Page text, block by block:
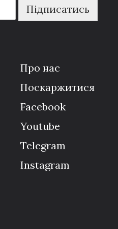
Підписатись
Про нас
Поскаржитися
Facebook
Youtube
Telegram
Instagram